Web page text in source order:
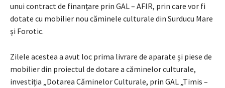
unui contract de finanțare prin GAL – AFIR, prin care vor fi
dotate cu mobilier nou căminele culturale din Surducu Mare
și Forotic.
Zilele acestea a avut loc prima livrare de aparate și piese de
mobilier din proiectul de dotare a căminelor culturale,
investiția „Dotarea Căminelor Culturale, prin GAL „Timis –